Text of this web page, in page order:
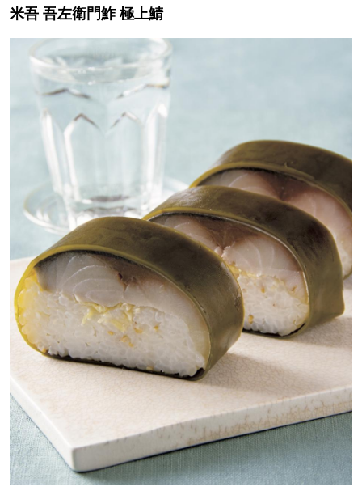
米吾 吾左衛門鮓 極上鯖